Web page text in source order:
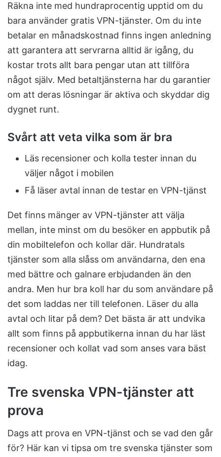
Räkna inte med hundraprocentig upptid om du
bara använder gratis VPN-tjänster. Om du inte
betalar en månadskostnad finns ingen anledning
att garantera att servrarna alltid är igång, du
kostar trots allt bara pengar utan att tillföra
något själv. Med betaltjänsterna har du garantier
om att deras lösningar är aktiva och skyddar dig
dygnet runt.
Svårt att veta vilka som är bra
Läs recensioner och kolla tester innan du
väljer något i mobilen
Få läser avtal innan de testar en VPN-tjänst
Det finns mänger av VPN-tjänster att välja
mellan, inte minst om du besöker en appbutik på
din mobiltelefon och kollar där. Hundratals
tjänster som alla slåss om användarna, den ena
med bättre och galnare erbjudanden än den
andra. Men hur bra koll har du som användare på
det som laddas ner till telefonen. Läser du alla
avtal och litar på dem? Det bästa är att undvika
allt som finns på appbutikerna innan du har läst
recensioner och kollat vad som anses vara bäst
idag.
Tre svenska VPN-tjänster att
prova
Dags att prova en VPN-tjänst och se vad den går
för? Här kan vi tipsa om tre svenska tjänster som